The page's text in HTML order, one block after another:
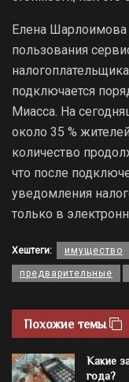
Елена Шарлоимова
пользования
подключается
Миасса. На
около 35 %
количество
что после
уведомления
только в
Хештеги: имущество
предварительные
Похожие темы
Какие
года?